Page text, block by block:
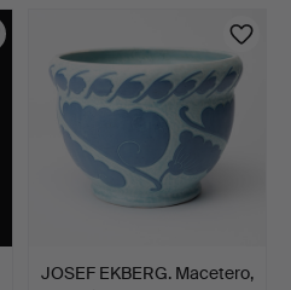
JOSEF EKBERG. Macetero,